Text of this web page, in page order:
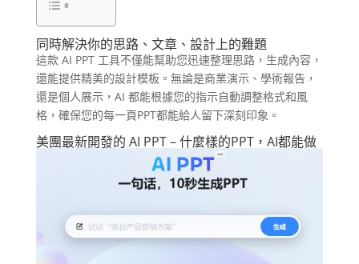
同時解決你的思路、文章、設計上的難題
這款 AI PPT 工具不僅能幫助您迅速整理思路，生成內容，
還能提供精美的設計模板。無論是商業演示、學術報告，
還是個人展示，AI 都能根據您的指示自動調整格式和風
格，確保您的每一頁PPT都能給人留下深刻印象。
美團最新開發的 AI PPT – 什麼樣的PPT，AI都能做